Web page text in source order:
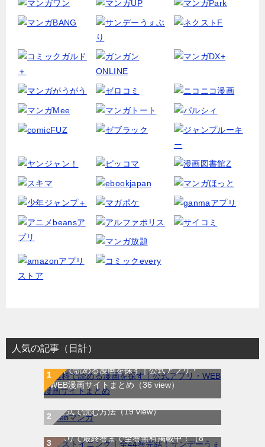
人気の記事（日計）
無料で読める漫画を探す｜公式アプリ・
WEB漫画サイトまとめ （36 view）
WEB漫画サイト一覧｜ブラウザで無料漫画
を公式で読む方法（19 view）
ラストイニング｜全44巻完結！サンデーう
ぇぶりで最終巻まで全巻無料掲載中！（8